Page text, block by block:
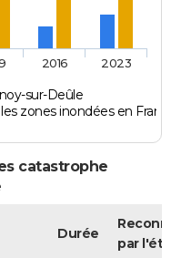
sur-Deûle
zones inondées en
2016 2023
catastrophe
Durée
par